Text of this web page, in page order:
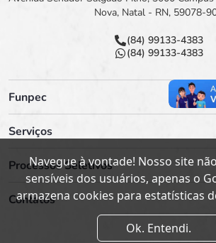
Nova, Natal - RN, 59078-
(84) 99133-4383
(84) 99133-4383
Funpec
Serviços
Processos Seletivos
Contatos
Navegue à vontade! Nosso site
sensíveis dos usuários, apenas o
armazena cookies para estatísticas
Ok. Entendi.